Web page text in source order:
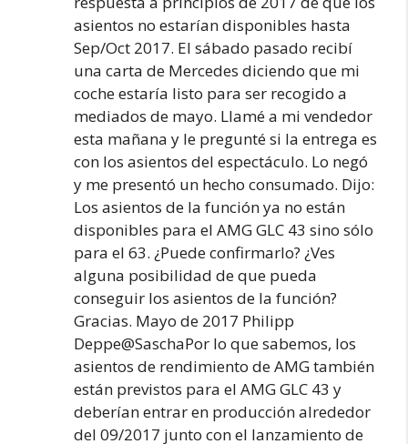
asientos no estarían disponibles hasta
Sep/Oct 2017. El sábado pasado recibí
una carta de Mercedes diciendo que mi
coche estaría listo para ser recogido a
mediados de mayo. Llamé a mi vendedor
esta mañana y le pregunté si la entrega es
con los asientos del espectáculo. Lo negó
y me presentó un hecho consumado. Dijo:
Los asientos de la función ya no están
disponibles para el AMG GLC 43 sino sólo
para el 63. ¿Puede confirmarlo? ¿Ves
alguna posibilidad de que pueda
conseguir los asientos de la función?
Gracias. Mayo de 2017 Philipp
Deppe@SaschaPor lo que sabemos, los
asientos de rendimiento de AMG también
están previstos para el AMG GLC 43 y
deberían entrar en producción alrededor
del 09/2017 junto con el lanzamiento de